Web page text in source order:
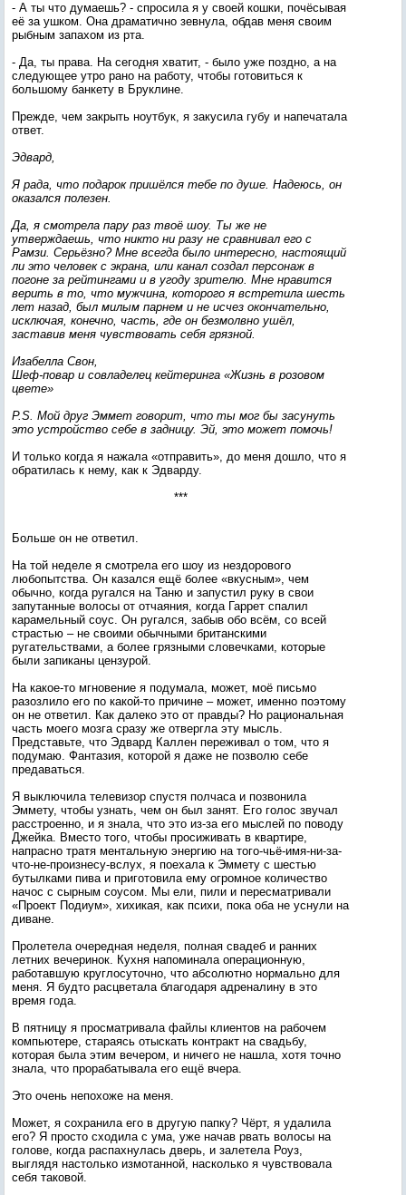
- А ты что думаешь? - спросила я у своей кошки, почёсывая
её за ушком. Она драматично зевнула, обдав меня своим
рыбным запахом из рта.
- Да, ты права. На сегодня хватит, - было уже поздно, а на
следующее утро рано на работу, чтобы готовиться к
большому банкету в Бруклине.
Прежде, чем закрыть ноутбук, я закусила губу и напечатала
ответ.
Эдвард,
Я рада, что подарок пришёлся тебе по душе. Надеюсь, он
оказался полезен.
Да, я смотрела пару раз твоё шоу. Ты же не
утверждаешь, что никто ни разу не сравнивал его с
Рамзи. Серьёзно? Мне всегда было интересно, настоящий
ли это человек с экрана, или канал создал персонаж в
погоне за рейтингами и в угоду зрителю. Мне нравится
верить в то, что мужчина, которого я встретила шесть
лет назад, был милым парнем и не исчез окончательно,
исключая, конечно, часть, где он безмолвно ушёл,
заставив меня чувствовать себя грязной.
Изабелла Свон,
Шеф-повар и совладелец кейтеринга «Жизнь в розовом
цвете»
P.S. Мой друг Эммет говорит, что ты мог бы засунуть
это устройство себе в задницу. Эй, это может помочь!
И только когда я нажала «отправить», до меня дошло, что я
обратилась к нему, как к Эдварду.
***
Больше он не ответил.
На той неделе я смотрела его шоу из нездорового
любопытства. Он казался ещё более «вкусным», чем
обычно, когда ругался на Таню и запустил руку в свои
запутанные волосы от отчаяния, когда Гаррет спалил
карамельный соус. Он ругался, забыв обо всём, со всей
страстью – не своими обычными британскими
ругательствами, а более грязными словечками, которые
были запиканы цензурой.
На какое-то мгновение я подумала, может, моё письмо
разозлило его по какой-то причине – может, именно поэтому
он не ответил. Как далеко это от правды? Но рациональная
часть моего мозга сразу же отвергла эту мысль.
Представьте, что Эдвард Каллен переживал о том, что я
подумаю. Фантазия, которой я даже не позволю себе
предаваться.
Я выключила телевизор спустя полчаса и позвонила
Эммету, чтобы узнать, чем он был занят. Его голос звучал
расстроенно, и я знала, что это из-за его мыслей по поводу
Джейка. Вместо того, чтобы просиживать в квартире,
напрасно тратя ментальную энергию на того-чьё-имя-ни-за-
что-не-произнесу-вслух, я поехала к Эммету с шестью
бутылками пива и приготовила ему огромное количество
начос с сырным соусом. Мы ели, пили и пересматривали
«Проект Подиум», хихикая, как психи, пока оба не уснули на
диване.
Пролетела очередная неделя, полная свадеб и ранних
летних вечеринок. Кухня напоминала операционную,
работавшую круглосуточно, что абсолютно нормально для
меня. Я будто расцветала благодаря адреналину в это
время года.
В пятницу я просматривала файлы клиентов на рабочем
компьютере, стараясь отыскать контракт на свадьбу,
которая была этим вечером, и ничего не нашла, хотя точно
знала, что прорабатывала его ещё вчера.
Это очень непохоже на меня.
Может, я сохранила его в другую папку? Чёрт, я удалила
его? Я просто сходила с ума, уже начав рвать волосы на
голове, когда распахнулась дверь, и залетела Роуз,
выглядя настолько измотанной, насколько я чувствовала
себя таковой.